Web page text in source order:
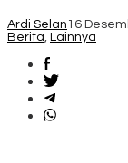
Ardi Selan 16
Berita, Lainnya